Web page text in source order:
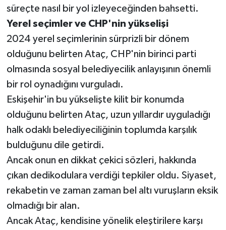
süreçte nasıl bir yol izleyeceğinden bahsetti.
Yerel seçimler ve CHP'nin yükselişi
2024 yerel seçimlerinin sürprizli bir dönem
olduğunu belirten Ataç, CHP'nin birinci parti
olmasında sosyal belediyecilik anlayışının önemli
bir rol oynadığını vurguladı.
Eskişehir'in bu yükselişte kilit bir konumda
olduğunu belirten Ataç, uzun yıllardır uyguladığı
halk odaklı belediyeciliğinin toplumda karşılık
bulduğunu dile getirdi.
Ancak onun en dikkat çekici sözleri, hakkında
çıkan dedikodulara verdiği tepkiler oldu. Siyaset,
rekabetin ve zaman zaman bel altı vuruşların eksik
olmadığı bir alan.
Ancak Ataç, kendisine yönelik eleştirilere karşı